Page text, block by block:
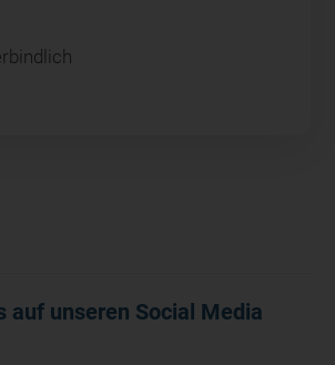
auf unseren Social Media